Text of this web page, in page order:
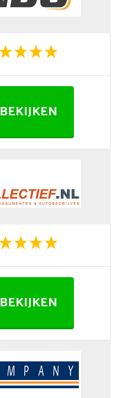
BEKIJKEN
BEKIJKEN